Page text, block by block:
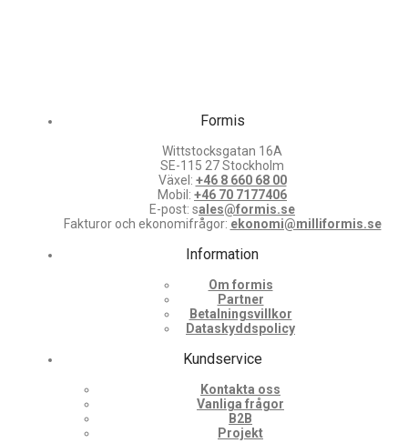
Formis
Wittstocksgatan 16A
SE-115 27 Stockholm
Växel: +46 8 660 68 00
Mobil: +46 70 7177406
E-post: sales@formis.se
Fakturor och ekonomifrågor: ekonomi@milliformis.se
Information
Om formis
Partner
Betalningsvillkor
Dataskyddspolicy
Kundservice
Kontakta oss
Vanliga frågor
B2B
Projekt